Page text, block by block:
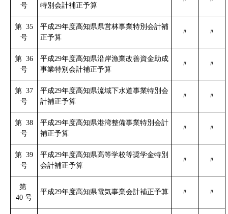
号 特別会計補正予算
第 35
号
平成29年度高知県県営林事業特別会計補
正予算
〃 〃
第 36
号
平成29年度高知県沿岸漁業改善資金助成
事業特別会計補正予算
〃 〃
第 37
号
平成29年度高知県流域下水道事業特別会
計補正予算
〃 〃
第 38
号
平成29年度高知県港湾整備事業特別会計
補正予算
〃 〃
第 39
号
平成29年度高知県高等学校等奨学金特別
会計補正予算
〃 〃
第
40 号
平成29年度高知県電気事業会計補正予算 〃 〃